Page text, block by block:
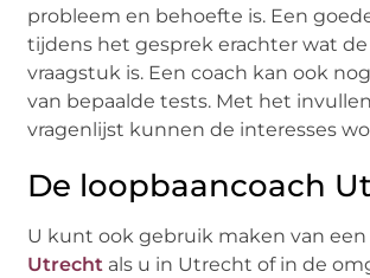
probleem en behoefte is. Een
tijdens het gesprek erachter wat
vraagstuk is. Een coach kan ook
van bepaalde tests. Met het
vragenlijst kunnen de interesses
De loopbaancoach
U kunt ook gebruik maken van een
Utrecht als u in Utrecht of in de